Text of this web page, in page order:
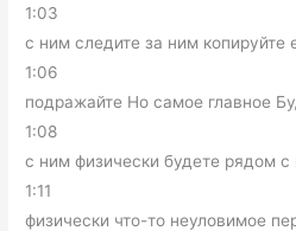
1:03
с ним следите за ним копируйте
1:06
подражайте Но самое главное
1:08
с ним физически будете рядом с
1:11
физически что-то неуловимое